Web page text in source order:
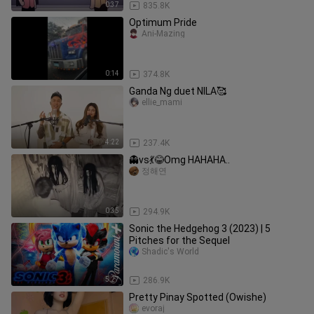
0:37 835.8K
0:14
Optimum Pride
374.8K
Ani-Mazing
4:22
Ganda Ng duet NILA🥰
237.4K
ellie_mami
0:35
👻vs💃😂Omg HAHAHA..
294.9K
정해연
5:27
Sonic the Hedgehog 3 (2023) | 5
Pitches for the Sequel
286.9K
Shadic's World
Pretty Pinay Spotted (Owishe)
evoraj